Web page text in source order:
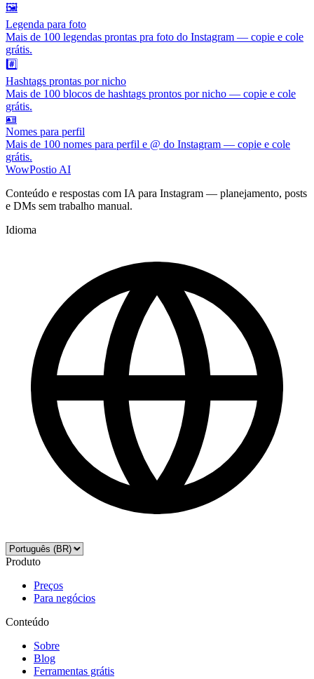
🖼️
Legenda para foto
Mais de 100 legendas prontas pra foto do Instagram — copie e cole
grátis.
#️⃣
Hashtags prontas por nicho
Mais de 100 blocos de hashtags prontos por nicho — copie e cole
grátis.
🪪
Nomes para perfil
Mais de 100 nomes para perfil e @ do Instagram — copie e cole
grátis.
WowPostio AI
Conteúdo e respostas com IA para Instagram — planejamento, posts
e DMs sem trabalho manual.
Idioma
Produto
Preços
Para negócios
Conteúdo
Sobre
Blog
Ferramentas grátis